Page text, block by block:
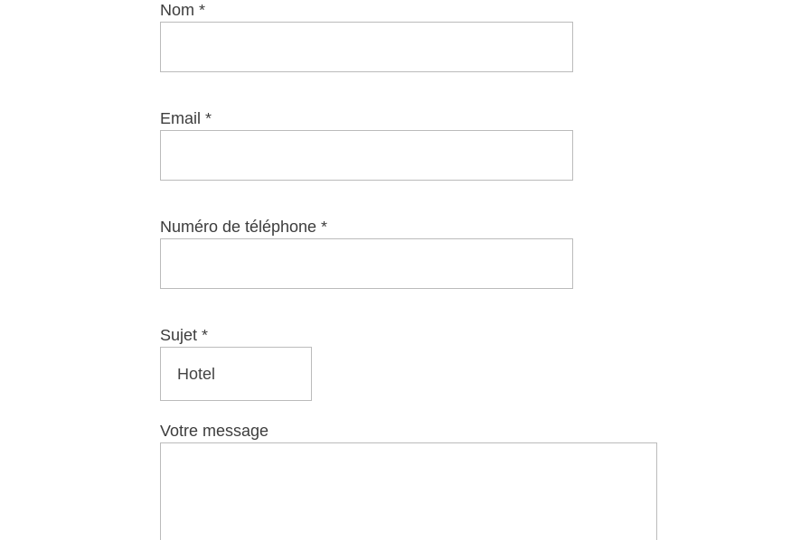
Nom *
Email *
Numéro de téléphone *
Sujet *
Votre message